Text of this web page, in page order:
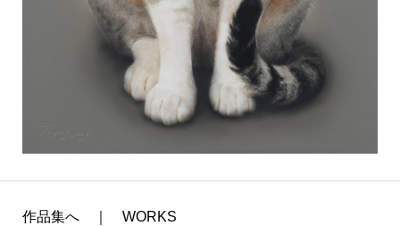
作品集へ ｜ WORKS